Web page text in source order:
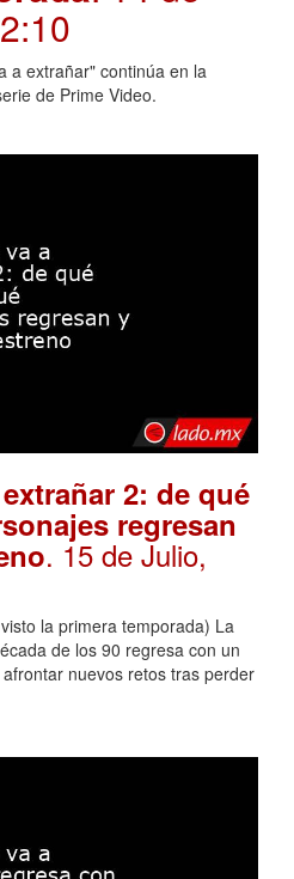
a extrañar" continúa en la
de Prime Video.
2: de qué
regresan
. 15 de Julio,
la primera temporada) La
de los 90 regresa con un
nuevos retos tras perder